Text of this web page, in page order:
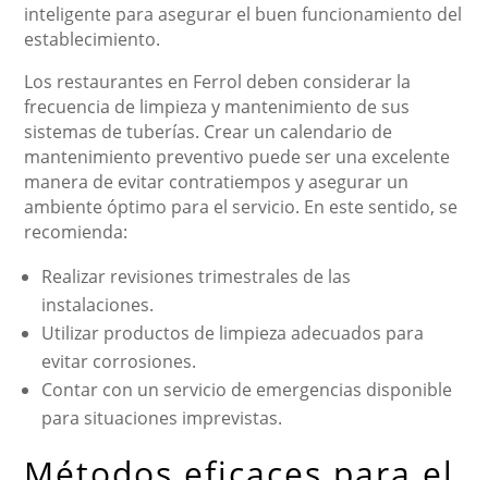
inteligente para asegurar el buen funcionamiento del
establecimiento.
Los restaurantes en Ferrol deben considerar la
frecuencia de limpieza y mantenimiento de sus
sistemas de tuberías. Crear un calendario de
mantenimiento preventivo puede ser una excelente
manera de evitar contratiempos y asegurar un
ambiente óptimo para el servicio. En este sentido, se
recomienda:
Realizar revisiones trimestrales de las
instalaciones.
Utilizar productos de limpieza adecuados para
evitar corrosiones.
Contar con un servicio de emergencias disponible
para situaciones imprevistas.